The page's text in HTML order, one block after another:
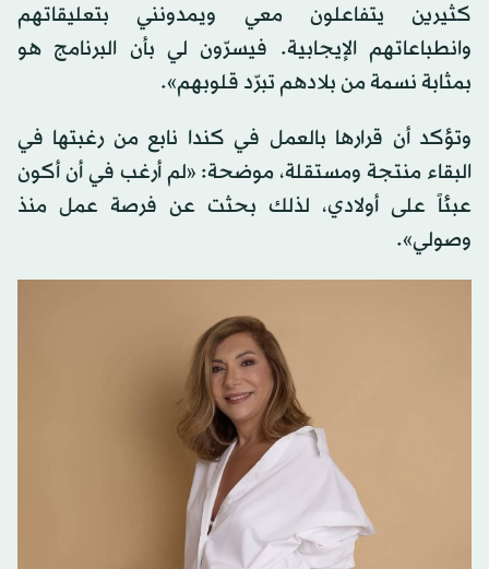
كثيرين يتفاعلون معي ويمدونني بتعليقاتهم
وانطباعاتهم الإيجابية. فيسرّون لي بأن البرنامج هو
بمثابة نسمة من بلادهم تبرّد قلوبهم».
وتؤكد أن قرارها بالعمل في كندا نابع من رغبتها في
البقاء منتجة ومستقلة، موضحة: «لم أرغب في أن أكون
عبئاً على أولادي، لذلك بحثت عن فرصة عمل منذ
وصولي».